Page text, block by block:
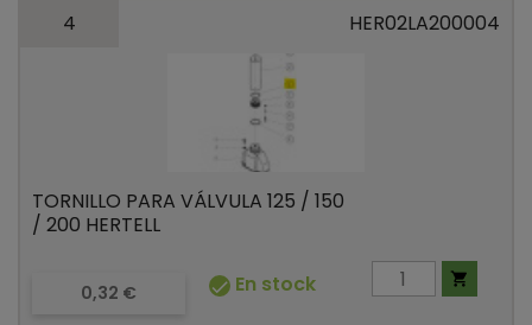
4 HER02LA200004
TORNILLO PARA VÁLVULA 125 / 150
/ 200 HERTELL
Precio
0,32 €  En stock 